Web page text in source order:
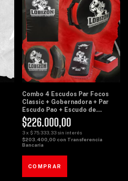
Combo 4 Escudos Par Focos
Classic + Gobernadora + Par
Escudo Pao + Escudo de
Potencia Grande - Lobizon
$226.000,00
3x $75.333,33 sin interés
$203.400,00 con Transferencia
Bancaria